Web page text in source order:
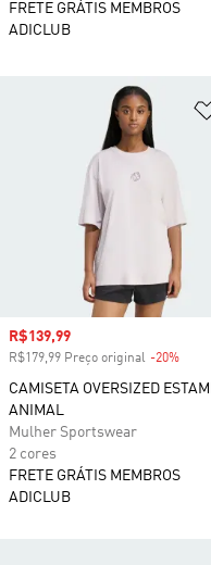
FRETE GRÁTIS MEMBROS
ADICLUB
Preço com desconto
R$139,99
R$179,99 Preço original -20%
CAMISETA OVERSIZED
ANIMAL
Mulher Sportswear
2 cores
FRETE GRÁTIS MEMBROS
ADICLUB